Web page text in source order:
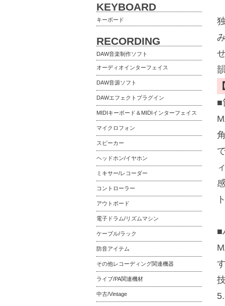
■
■
KEYBOARD
キーボード
RECORDING
DAW音楽制作ソフト
オーディオインターフェイス
DAW音源ソフト
DAWエフェクトプラグイン
MIDIキーボード＆MIDIインターフェイス
マイクロフォン
スピーカー
ヘッドホン/イヤホン
ミキサー/レコーダー
コントローラー
アウトボード
電子ドラム/リズムマシン
ケーブル/ラック
防音アイテム
その他レコーディング関連機器
ライブ/PA関連機材
中古/Vintage